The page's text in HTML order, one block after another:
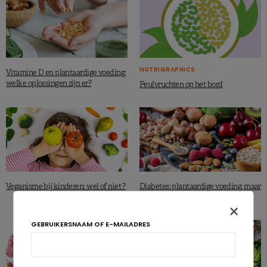
Vitamine D en plantaardige voeding:
welke oplossingen zijn er?
NUTRIGRAPHICS
Peulvruchten op het bord
Veganisme bij kinderen: wel of niet ?
Diabetes: plantaardige voeding, maar
×
GEBRUIKERSNAAM OF E-MAILADRES